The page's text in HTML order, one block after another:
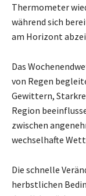
Thermometer
während sich
am Horizont
Das
von Regen
Gewittern,
Region
zwischen
wechselhafte
Die schnelle
herbstlichen